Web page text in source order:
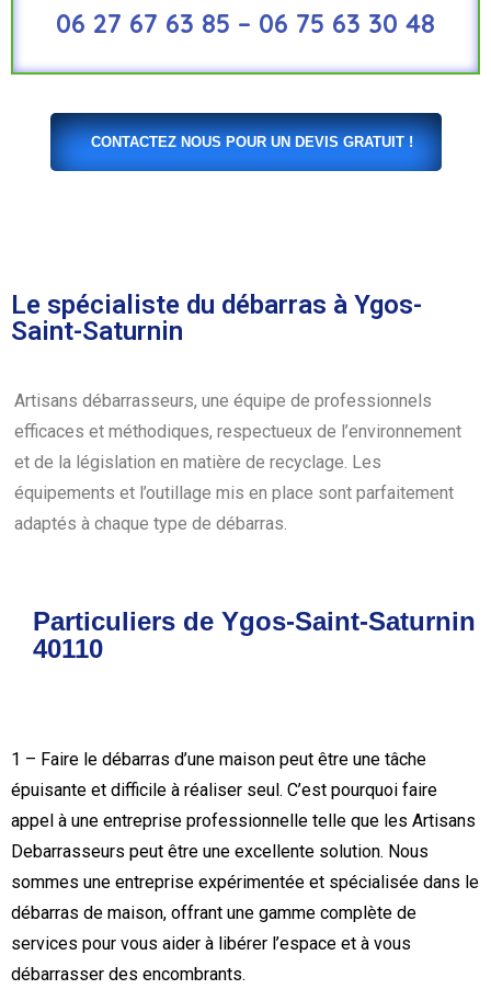
06 27 67 63 85 – 06 75 63 30 48
CONTACTEZ NOUS POUR UN DEVIS GRATUIT !
Le spécialiste du débarras à Ygos-
Saint-Saturnin
Artisans débarrasseurs, une équipe de professionnels
efficaces et méthodiques, respectueux de l’environnement
et de la législation en matière de recyclage. Les
équipements et l’outillage mis en place sont parfaitement
adaptés à chaque type de débarras.
Particuliers de Ygos-Saint-Saturnin
40110
1 – Faire le débarras d’une maison peut être une tâche
épuisante et difficile à réaliser seul. C’est pourquoi faire
appel à une entreprise professionnelle telle que les Artisans
Debarrasseurs peut être une excellente solution. Nous
sommes une entreprise expérimentée et spécialisée dans le
débarras de maison, offrant une gamme complète de
services pour vous aider à libérer l’espace et à vous
débarrasser des encombrants.